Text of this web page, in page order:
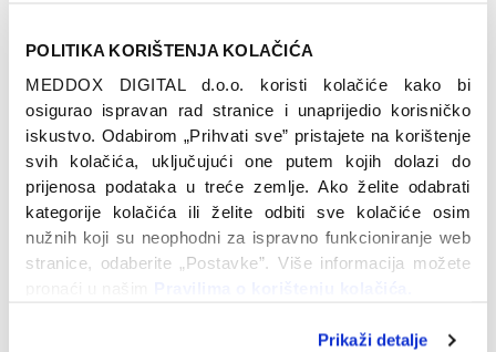
POLITIKA KORIŠTENJA KOLAČIĆA
MEDDOX DIGITAL d.o.o. koristi kolačiće kako bi
osigurao ispravan rad stranice i unaprijedio korisničko
iskustvo. Odabirom „Prihvati sve” pristajete na korištenje
svih kolačića, uključujući one putem kojih dolazi do
prijenosa podataka u treće zemlje. Ako želite odabrati
kategorije kolačića ili želite odbiti sve kolačiće osim
nužnih koji su neophodni za ispravno funkcioniranje web
stranice, odaberite „Postavke”. Više informacija možete
Prikaži detalje
parametri šetnje u kakvu se treba zaputiti nakon
obroka za stabilizaciju šećera:
Odmah nakon jela– što prije, to bolje, jer se
hiperglikemija događa unutar 30 do 60 minuta od
obroka.
Već 10 do 15 minutadovoljno je za mjerljiv učinak,
nema potrebe za sat vremena hodanja.
Lagani tempo – opušteno šetanje, ne brzi hod ni